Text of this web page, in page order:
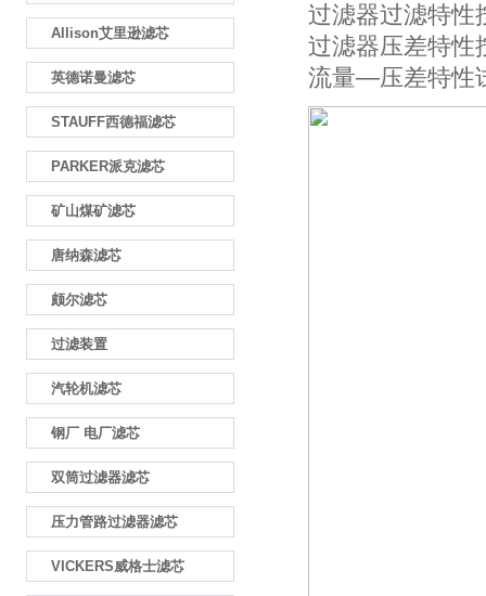
Allison艾里逊滤芯
英德诺曼滤芯
STAUFF西德福滤芯
PARKER派克滤芯
矿山煤矿滤芯
唐纳森滤芯
颇尔滤芯
过滤装置
汽轮机滤芯
钢厂 电厂滤芯
双筒过滤器滤芯
压力管路过滤器滤芯
VICKERS威格士滤芯
过滤器过滤特性
过滤器压差特性
流量—压差特性